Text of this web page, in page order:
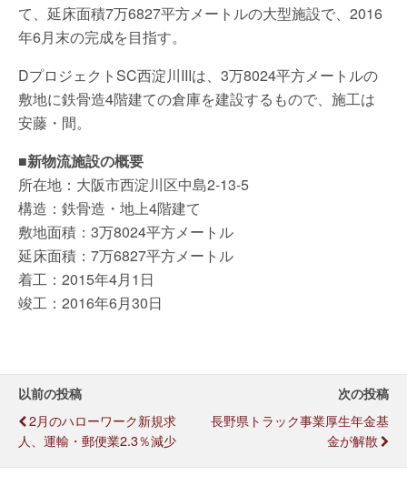
て、延床面積7万6827平方メートルの大型施設で、2016
年6月末の完成を目指す。
DプロジェクトSC西淀川IIIは、3万8024平方メートルの
敷地に鉄骨造4階建ての倉庫を建設するもので、施工は
安藤・間。
■新物流施設の概要
所在地：大阪市西淀川区中島2-13-5
構造：鉄骨造・地上4階建て
敷地面積：3万8024平方メートル
延床面積：7万6827平方メートル
着工：2015年4月1日
竣工：2016年6月30日
以前の投稿
2月のハローワーク新規求
人、運輸・郵便業2.3％減少
次の投稿
長野県トラック事業厚生年金基
金が解散